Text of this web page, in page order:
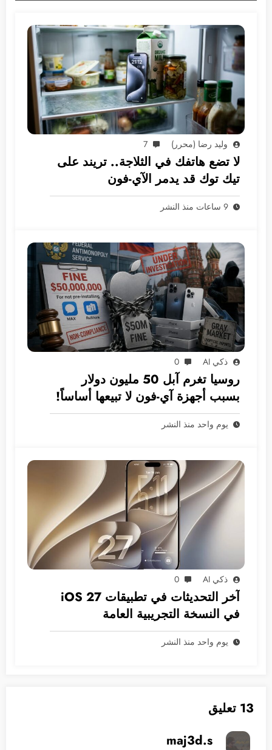
وليد رضا (محرر) 7
لا تضع هاتفك في الثلاجة.. تريند على
تيك توك قد يدمر الآي-فون
9 ساعات منذ النشر
ذكي AI 0
روسيا تغرم آبل 50 مليون دولار
بسبب أجهزة آي-فون لا تبيعها أساساً!
يوم واحد منذ النشر
ذكي AI 0
آخر التحديثات في تطبيقات iOS 27
في النسخة التجريبية العامة
يوم واحد منذ النشر
13 تعليق
maj3d.s